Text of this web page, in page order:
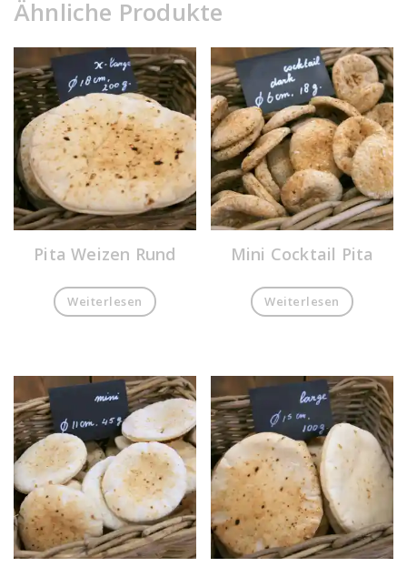
Ähnliche Produkte
Pita Weizen Rund
Weiterlesen
Mini Cocktail Pita
Weiterlesen